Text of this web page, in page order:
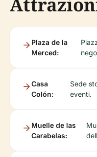
Plaza de la
Merced:
Casa
Colón:
Sede
eventi.
Muelle de las
Carabelas: